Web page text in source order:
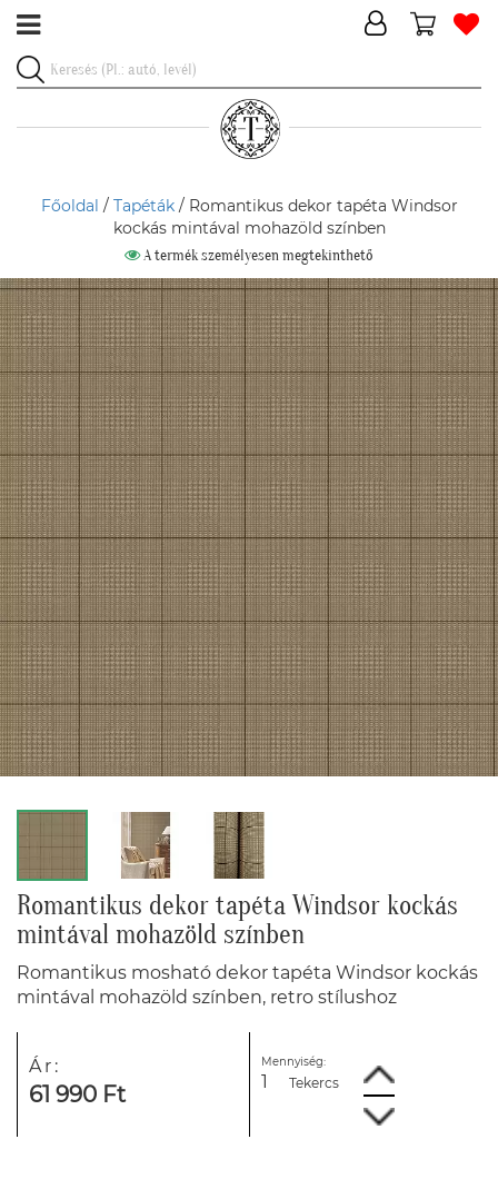
Főoldal / Tapéták/ Romantikus dekor tapéta Windsor
kockás mintával mohazöld színben
A termék személyesen megtekinthető
Romantikus dekor tapéta Windsor kockás
mintával mohazöld színben
Romantikus mosható dekor tapéta Windsor kockás
mintával mohazöld színben, retro stílushoz
Ár:
61 990 Ft
Mennyiség:
Tekercs